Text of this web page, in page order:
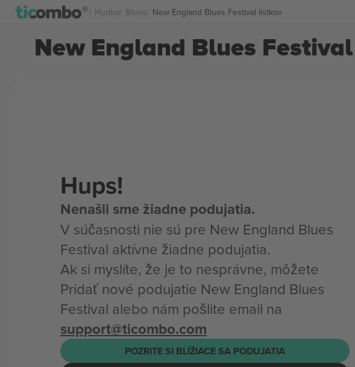
Hudba Blues New England Blues Festival lístkov
New England Blues
Hups!
Nenašli sme žiadne podujatia.
V súčasnosti nie sú pre New England Blues
Festival aktívne žiadne podujatia.
Ak si myslíte, že je to nesprávne, môžete
Pridať nové podujatie New England Blues
Festival alebo nám pošlite email na
support@ticombo.com
POZRITE SI BLÍŽIACE SA PODUJATIA